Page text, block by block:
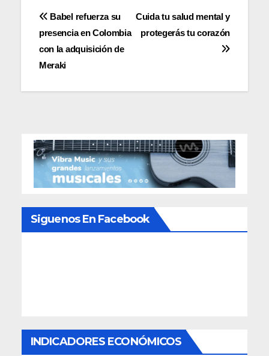
Navegación
de
entradas
Cuida tu salud mental y
protegerás tu corazón
Babel refuerza su
presencia en Colombia
con la adquisición de
Meraki
Siguenos En Facebook
INDICADORES ECONÓMICOS